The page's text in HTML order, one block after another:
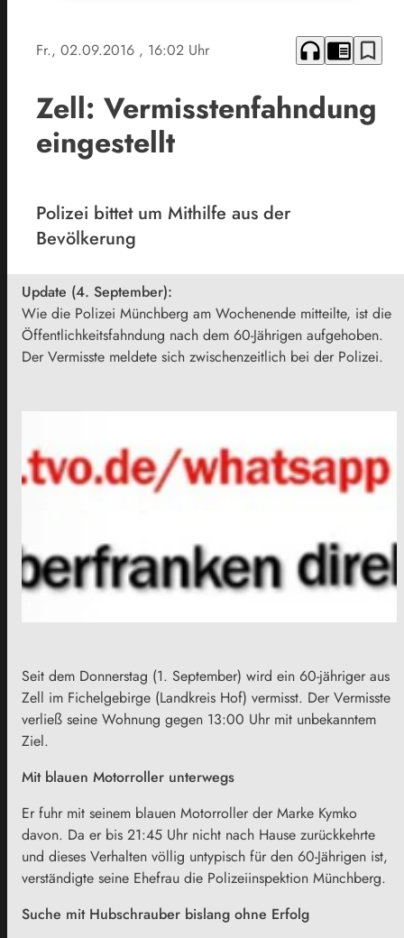
Fr., 02.09.2016 , 16:02 Uhr headphones chrome_reader_mode bookmark_border
Zell: Vermisstenfahndung
eingestellt
Polizei bittet um Mithilfe aus der
Bevölkerung
Update (4. September):
Wie die Polizei Münchberg am Wochenende mitteilte, ist die
Öffentlichkeitsfahndung nach dem 60-Jährigen aufgehoben.
Der Vermisste meldete sich zwischenzeitlich bei der Polizei.
Seit dem Donnerstag (1. September) wird ein 60-jähriger aus
Zell im Fichelgebirge (Landkreis Hof) vermisst. Der Vermisste
verließ seine Wohnung gegen 13:00 Uhr mit unbekanntem
Ziel.
Mit blauen Motorroller unterwegs
Er fuhr mit seinem blauen Motorroller der Marke Kymko
davon. Da er bis 21:45 Uhr nicht nach Hause zurückkehrte
und dieses Verhalten völlig untypisch für den 60-Jährigen ist,
verständigte seine Ehefrau die Polizeiinspektion Münchberg.
Suche mit Hubschrauber bislang ohne Erfolg